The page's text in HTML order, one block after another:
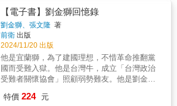
頁閱讀，更能理解史明這位人生前輩，為什麼
會反覆提醒我們：不要忘記先做一個好的
「人」。本書特色★第一本從物件史出發講述
史明生平的作品，是認識這位革命家的最好入
門。★除了是革命家傳記，也是一本由物件出
發的二十世紀東亞近代史。★插畫家阿諾精心
繪製40幅彩色圖像，紀錄史明各個生命階段的
身影。
影，以及臺灣人在國族認同的掙扎與抉擇。故
事從邱永漢多元文化的出身背景展開，呈現了
他在日本殖民統治下成長的經歷。他的母親是
日本人，父親是臺灣人，這使得他自小就面臨
國族認同的困惑與反思。隨著臺灣的政治環境
劇變，邱永漢逐漸從文學夢想轉向政治，並投
身於臺灣獨立運動。然而，隨著白色恐怖的來
臨，當局對政治異議者進行殘酷鎮壓，迫使邱
永漢不得不流亡香港，開始了他在異地的艱難
【電子書】劉金獅回憶錄
劉金獅、張文隆 著
前衛 出版
2024/11/20 出版
他是宜蘭獅，為了建國理想，不惜革命推翻黨
國而受難入獄。他是台灣牛，成立「台灣政治
受難者關懷協會」照顧弱勢難友。他是劉金
見證，更參與其中。 劉金獅，1935年出生
特價 224 元